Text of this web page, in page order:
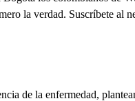
la verdad. Suscríbete al
de la enfermedad,